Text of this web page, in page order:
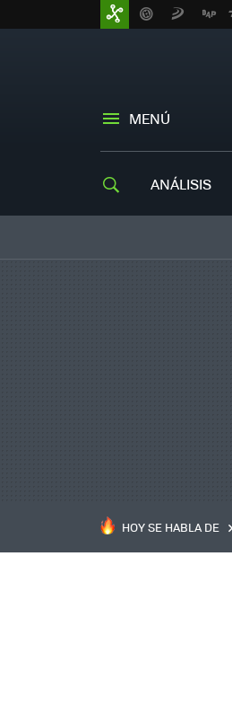
MENÚ
ANÁLISIS
HOY SE HABLA DE